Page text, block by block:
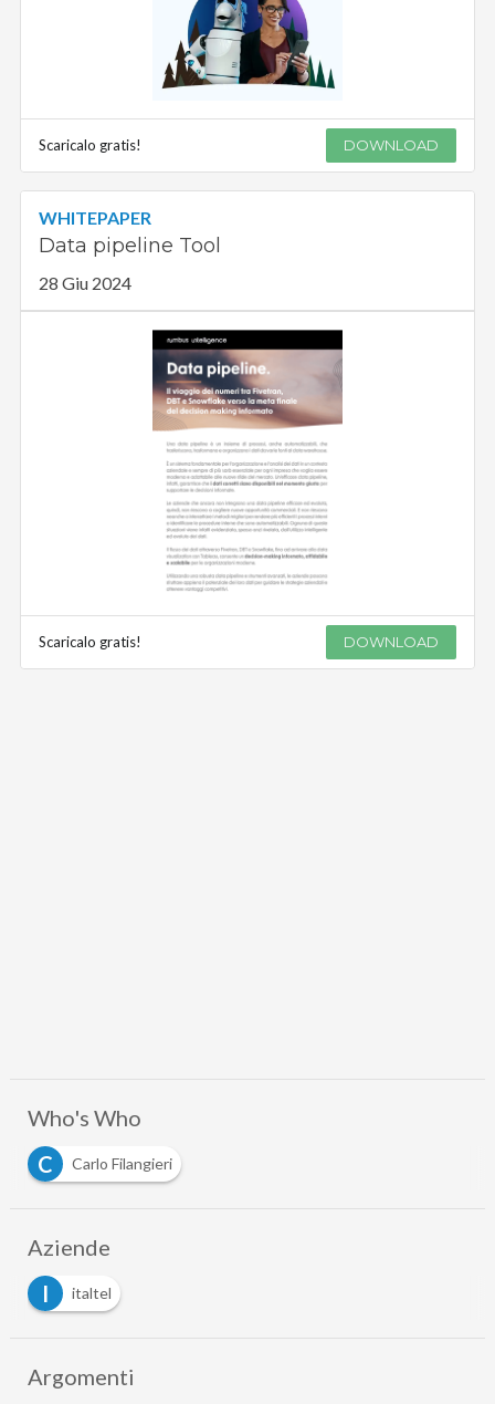
Scaricalo gratis! DOWNLOAD
WHITEPAPER
Data pipeline Tool
28 Giu 2024
Scaricalo gratis! DOWNLOAD
Who's Who
C
Carlo Filangieri
Aziende
I
italtel
Argomenti